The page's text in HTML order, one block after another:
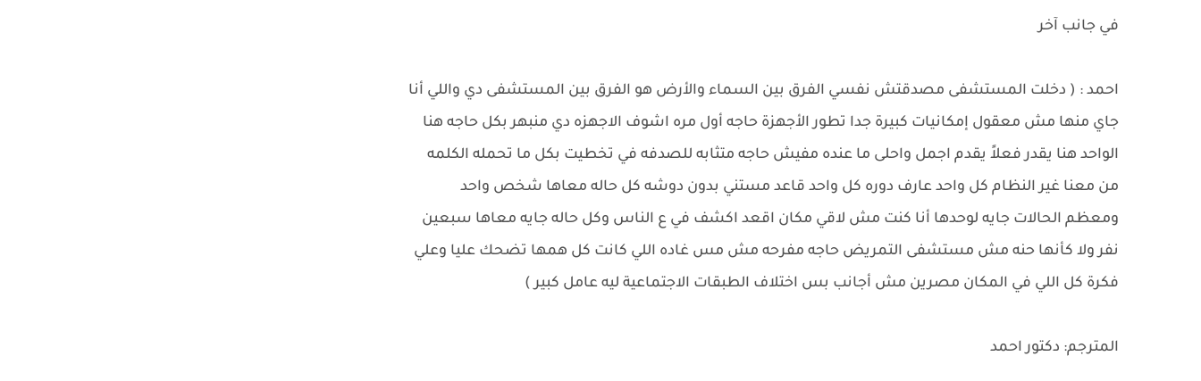
في جانب آخر
احمد : ( دخلت المستشفى مصدقتش نفسي الفرق بين السماء والأرض هو الفرق بين المستشفى دي واللي أنا
جاي منها مش معقول إمكانيات كبيرة جدا تطور الأجهزة حاجه أول مره اشوف الاجهزه دي منبهر بكل حاجه هنا
الواحد هنا يقدر فعلاً يقدم اجمل واحلى ما عنده مفيش حاجه متثابه للصدفه في تخطيت بكل ما تحمله الكلمه
من معنا غير النظام كل واحد عارف دوره كل واحد قاعد مستني بدون دوشه كل حاله معاها شخص واحد
ومعظم الحالات جايه لوحدها أنا كنت مش لاقي مكان اقعد اكشف في ع الناس وكل حاله جايه معاها سبعين
نفر ولا كأنها حنه مش مستشفى التمريض حاجه مفرحه مش مس غاده اللي كانت كل همها تضحك عليا وعلي
فكرة كل اللي في المكان مصرين مش أجانب بس اختلاف الطبقات الاجتماعية ليه عامل كبير )
المترجم: دكتور احمد